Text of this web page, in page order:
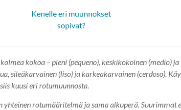
Kenelle eri muunnokset
sopivat?
kokoa – pieni (pequeno), keskikokoinen (medio) ja
sileäkarvainen (liso) ja karkeakarvainen (cerdoso).
kuusi eri rotumuunnosta.
yhteinen rotumääritelmä ja sama alkuperä. Suurimmat